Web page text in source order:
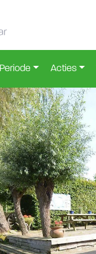
Periode Acties